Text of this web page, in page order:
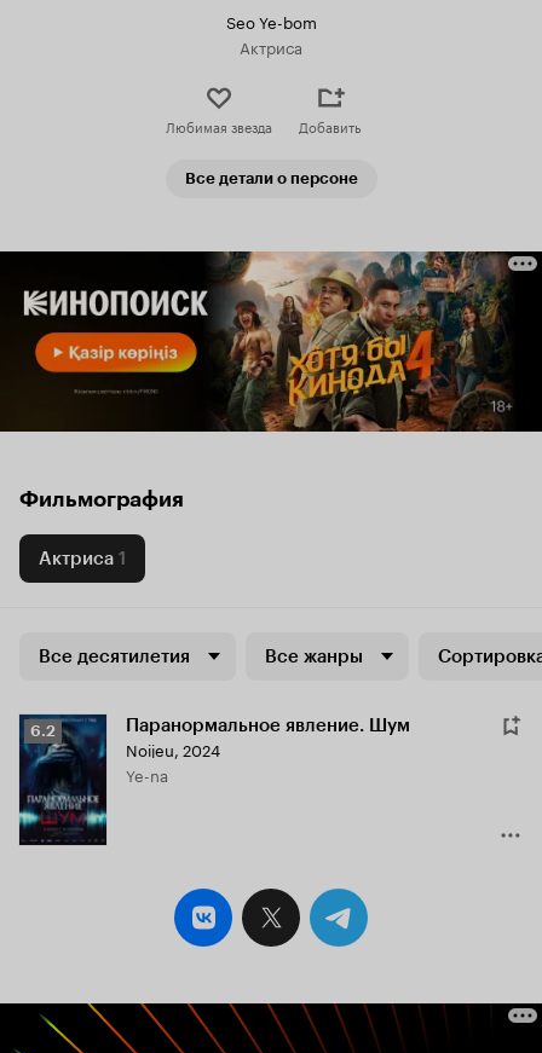
Seo Ye-bom
Актриса
Любимая звезда Добавить
Все детали о персоне
Фильмография
Актриса 1
Все десятилетия Все жанры
Рейтинг
Кинопоиска
6.2 Паранормальное явление. Шум
Noijeu, 2024
Ye-na